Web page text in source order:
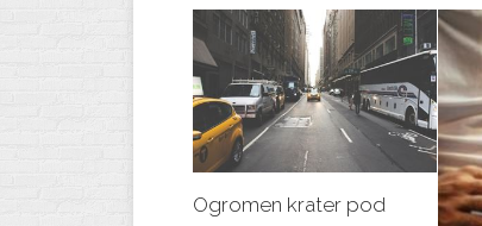
Ogromen krater pod